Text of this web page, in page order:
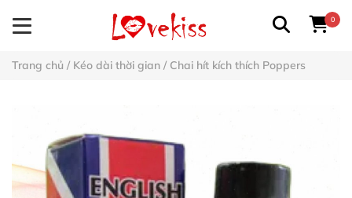
0
Trang chủ / Kéo dài thời gian / Chai hít kích thích Poppers